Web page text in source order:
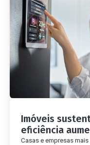
Imóveis
eficiência
Casas e empresas